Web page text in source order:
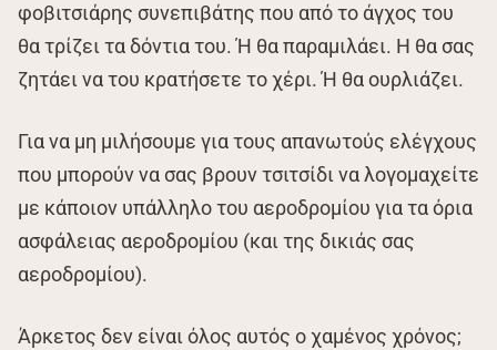
φοβιτσιάρης συνεπιβάτης που από το άγχος του
θα τρίζει τα δόντια του. Ή θα παραμιλάει. Η θα σας
ζητάει να του κρατήσετε το χέρι. Ή θα ουρλιάζει.
Για να μη μιλήσουμε για τους απανωτούς ελέγχους
που μπορούν να σας βρουν τσιτσίδι να λογομαχείτε
με κάποιον υπάλληλο του αεροδρομίου για τα όρια
ασφάλειας αεροδρομίου (και της δικιάς σας
αεροδρομίου).
Άρκετος δεν είναι όλος αυτός ο χαμένος χρόνος;